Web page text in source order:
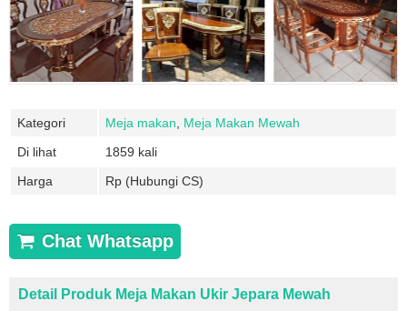
Kategori Meja makan, Meja Makan Mewah
Di lihat
1859 kali
Harga
Rp (Hubungi CS)
Chat Whatsapp
Detail Produk Meja Makan Ukir Jepara Mewah